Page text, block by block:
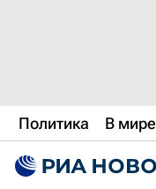
Политика В мире